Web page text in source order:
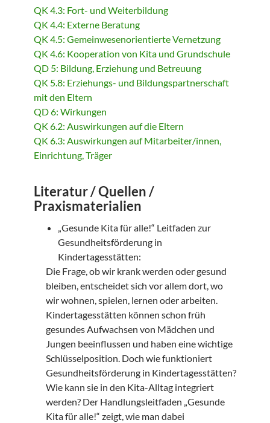
QK 4.3: Fort- und Weiterbildung
QK 4.4: Externe Beratung
QK 4.5: Gemeinwesenorientierte Vernetzung
QK 4.6: Kooperation von Kita und Grundschule
QD 5: Bildung, Erziehung und Betreuung
QK 5.8: Erziehungs- und Bildungspartnerschaft
mit den Eltern
QD 6: Wirkungen
QK 6.2: Auswirkungen auf die Eltern
QK 6.3: Auswirkungen auf Mitarbeiter/innen,
Einrichtung, Träger
Literatur / Quellen /
Praxismaterialien
„Gesunde Kita für alle!“ Leitfaden zur
Gesundheitsförderung in
Kindertagesstätten:
Die Frage, ob wir krank werden oder gesund
bleiben, entscheidet sich vor allem dort, wo
wir wohnen, spielen, lernen oder arbeiten.
Kindertagesstätten können schon früh
gesundes Aufwachsen von Mädchen und
Jungen beeinflussen und haben eine wichtige
Schlüsselposition. Doch wie funktioniert
Gesundheitsförderung in Kindertagesstätten?
Wie kann sie in den Kita-Alltag integriert
werden? Der Handlungsleitfaden „Gesunde
Kita für alle!“ zeigt, wie man dabei